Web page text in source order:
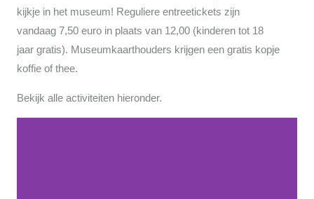
kijkje in het museum! Reguliere entreetickets zijn
vandaag 7,50 euro in plaats van 12,00 (kinderen tot 18
jaar gratis). Museumkaarthouders krijgen een gratis kopje
koffie of thee.
Bekijk alle activiteiten hieronder.